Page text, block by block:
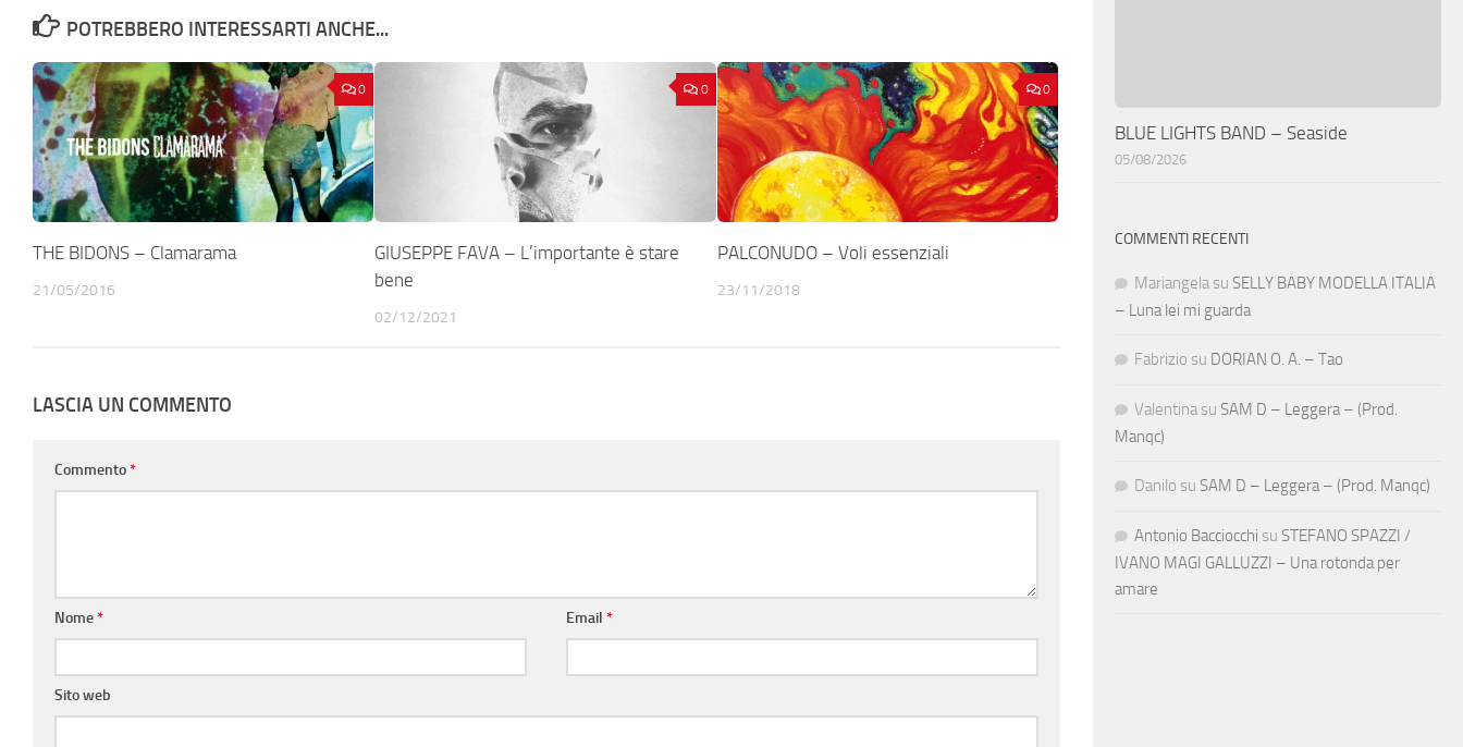
POTREBBERO INTERESSARTI ANCHE...
0
THE BIDONS – Clamarama
21/05/2016
0
GIUSEPPE FAVA – L’importante è stare
bene
02/12/2021
0
PALCONUDO – Voli essenziali
23/11/2018
LASCIA UN COMMENTO
Commento*
Nome* Email*
Sito web
BLUE LIGHTS BAND – Seaside
05/08/2026
COMMENTI RECENTI
Mariangela su SELLY BABY MODELLA ITALIA
– Luna lei mi guarda
Fabrizio su DORIAN O. A. – Tao
Valentina su SAM D – Leggera – (Prod.
Manqc)
Danilo su SAM D – Leggera – (Prod. Manqc)
Antonio Bacciocchi su STEFANO SPAZZI /
IVANO MAGI GALLUZZI – Una rotonda per
amare